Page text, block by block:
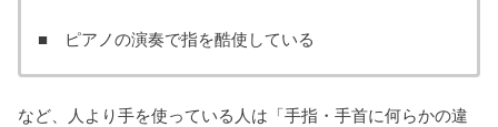
■ ピアノの演奏で指を酷使している
など、人より手を使っている人は「手指・手首に何らかの違